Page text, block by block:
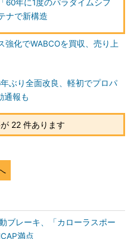
60年に1度のパラダイムシフ
ナで新構造
強化でWABCOを買収、売り上
ぶり全面改良、軽初でプロパ
通報も
22 件あります
ブレーキ、「カローラスポー
満点